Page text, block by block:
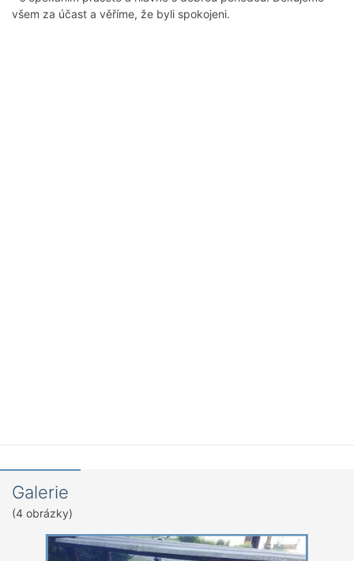
všem za účast a věříme, že byli spokojeni.
Galerie
(4 obrázky)